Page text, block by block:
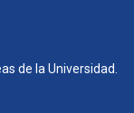
de la Universidad.